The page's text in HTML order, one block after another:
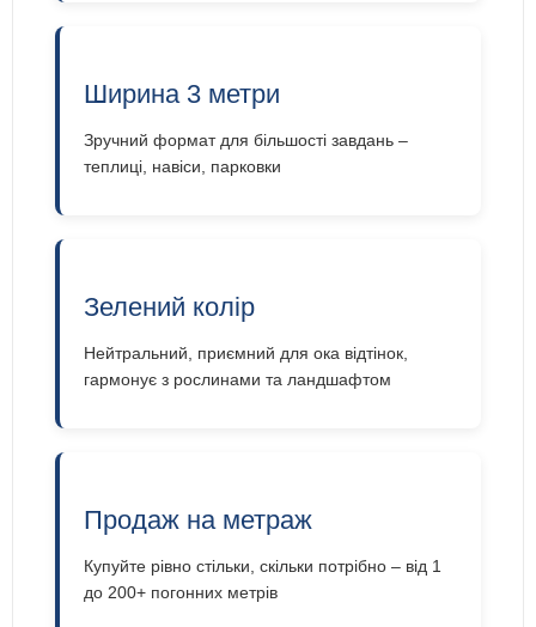
Ширина 3 метри
Зручний формат для більшості завдань –
теплиці, навіси, парковки
Зелений колір
Нейтральний, приємний для ока відтінок,
гармонує з рослинами та ландшафтом
Продаж на метраж
Купуйте рівно стільки, скільки потрібно – від 1
до 200+ погонних метрів